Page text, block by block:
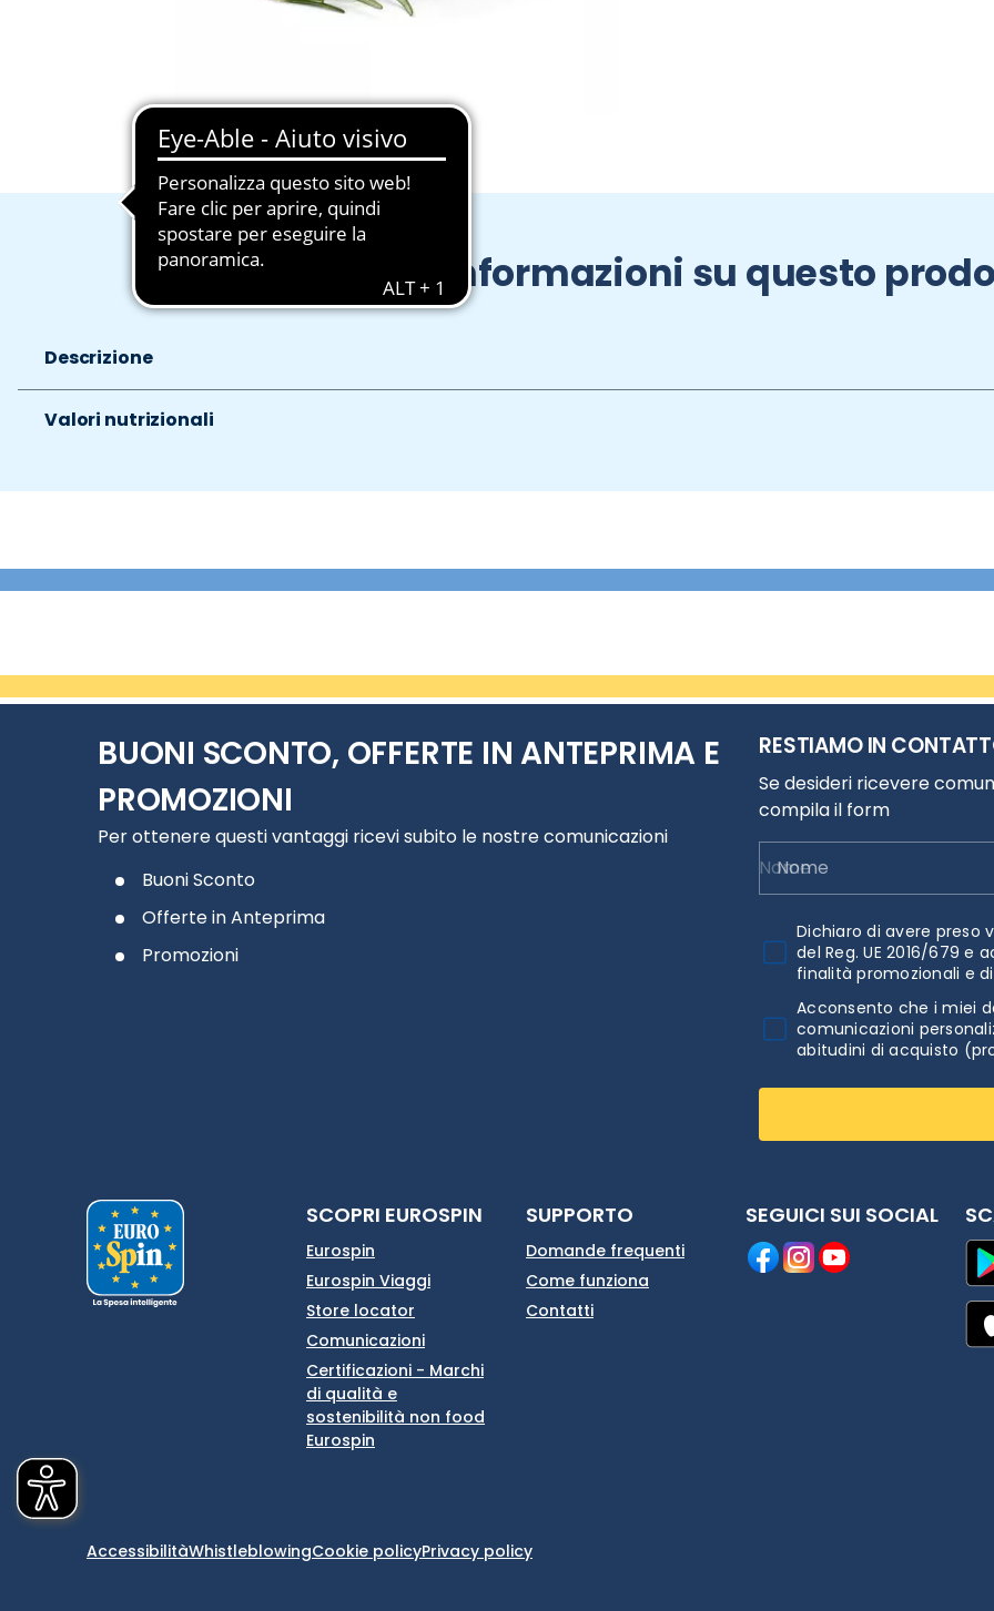
Informazioni su questo
Descrizione
Valori nutrizionali
BUONI SCONTO, OFFERTE IN ANTEPRIMA E
PROMOZIONI
Per ottenere questi vantaggi ricevi subito le nostre comunicazioni
Buoni Sconto
Offerte in Anteprima
Promozioni
RESTIAMO IN
Se desideri ricevere
compila il form
Nome
Dichiaro di avere preso
del Reg. UE 2016/679
finalità promozionali e
Acconsento che i miei
comunicazioni
abitudini di acquisto
SCOPRI EUROSPIN
Eurospin
Eurospin Viaggi
Store locator
Comunicazioni
Certificazioni - Marchi
di qualità e
sostenibilità non food
Eurospin
SUPPORTO
Domande frequenti
Come funziona
Contatti
SEGUICI SUI SOCIAL
AccessibilitàWhistleblowingCookie policyPrivacy policy